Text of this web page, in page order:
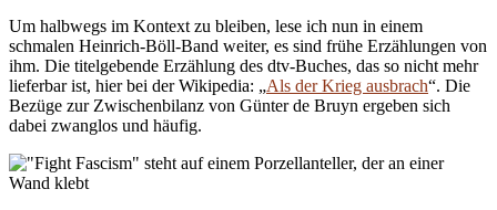
Um halbwegs im Kontext zu bleiben, lese ich nun in einem
schmalen Heinrich-Böll-Band weiter, es sind frühe Erzählungen von
ihm. Die titelgebende Erzählung des dtv-Buches, das so nicht mehr
lieferbar ist, hier bei der Wikipedia: „Als der Krieg ausbrach“. Die
Bezüge zur Zwischenbilanz von Günter de Bruyn ergeben sich
dabei zwanglos und häufig.